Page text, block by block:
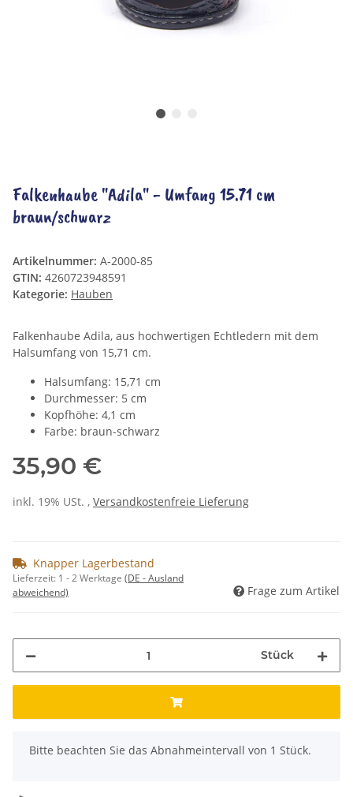
Falkenhaube "Adila" - Umfang 15.71 cm
braun/schwarz
Artikelnummer: A-2000-85
GTIN: 4260723948591
Kategorie: Hauben
Falkenhaube Adila, aus hochwertigen Echtledern mit dem
Halsumfang von 15,71 cm.
Halsumfang: 15,71 cm
Durchmesser: 5 cm
Kopfhöhe: 4,1 cm
Farbe: braun-schwarz
35,90 €
inkl. 19% USt. , Versandkostenfreie Lieferung
Knapper Lagerbestand
Lieferzeit: 1 - 2 Werktage (DE - Ausland
abweichend)
Frage zum Artikel
Stück
x
Bitte beachten Sie das Abnahmeintervall von 1 Stück.